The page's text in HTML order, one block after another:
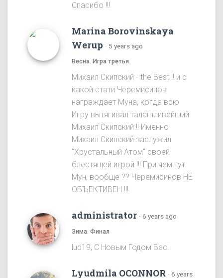
Спасибо !!!
Marina Borovinskaya
Werup · 5 years ago
Весна. Игра третья
Михаил Скипский - the Best !! и с
какой стати Черемисинов
награждает Муна, когда всю
Игру вытягивал талантливейший
Михаил Скипский !! Именно
Михаил Скипский заслужил
"Хрустальный Атом" своей
блестящей игрой !!! При чем тут
Мун, вообще ?? Черемисинoв НЕ
ОБЪЕКТИВЕН !!!
administrator · 6 years ago
Зима. Финал
lud19, С Новым Годом Вас!
Lyudmila OCONNOR · 6 years